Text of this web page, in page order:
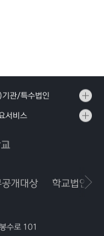
수로 101
개대상 학교법인공
기관/특수법인
서비스